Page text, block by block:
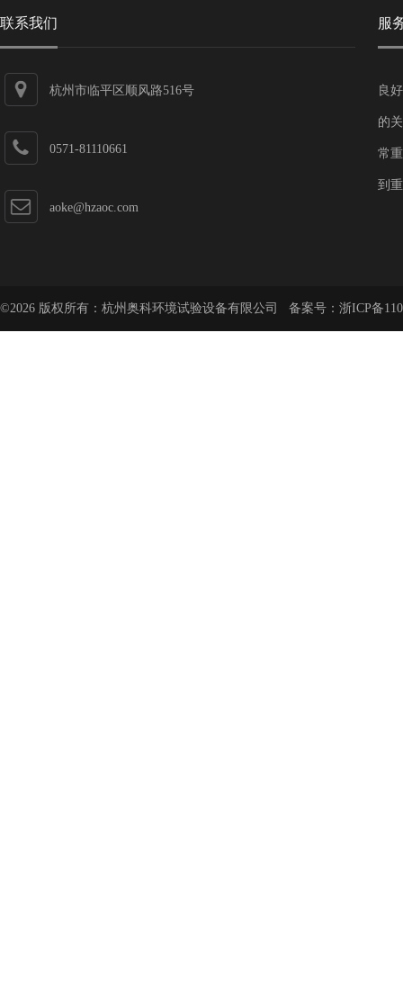
联系我们
杭州市临平区顺风路516号
0571-81110661
aoke@hzaoc.com
服
良
的
常
到
©2026 版权所有：杭州奥科环境试验设备有限公司 备案号： 浙ICP备